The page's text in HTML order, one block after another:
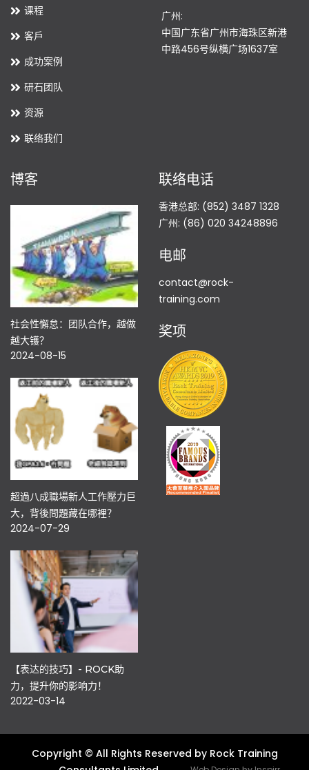
课程
客戶
成功案例
研石团队
资源
联络我们
广州:
中国广东省广州市海珠区新港
中路456号纵横广场1637室
博客
社会性懈怠：团队合作，越做
越大镬？
2024-08-15
超過八成職場新人工作壓力巨
大，背後問題藏在哪裡？
2024-07-29
【表达的技巧】- ROCK助
力，提升你的影响力！
2022-03-14
联络电话
香港总部: (852) 3487 1328
广州: (86) 020 34248896
电邮
contact@rock-
training.com
奖项
Copyright © All Rights Reserved by Rock Training